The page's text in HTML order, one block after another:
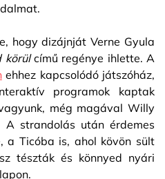
hogy dizájnját Verne Gyula
körülcímű regénye ihlette. A
ehhez kapcsolódó játszóház,
programok kaptak
még magával Willy
A strandolás után érdemes
a Ticóba is, ahol kövön sült
tészták és könnyed nyári